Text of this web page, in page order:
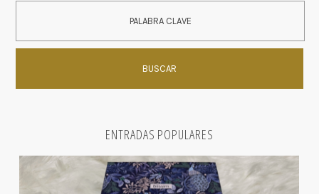
ENTRADAS POPULARES